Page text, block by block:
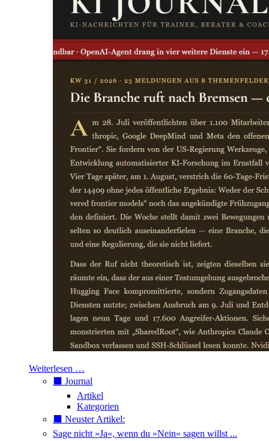
Weiterlesen …
⬛️ Journal
Artikel
Kategorien
⬛️ Neuster Artikel:
Sage nicht »Ja«, wenn du »Nein« sagen willst ...